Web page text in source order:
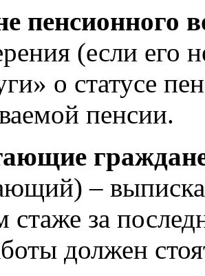
пенсионного
(если его
о статусе
пенсии.
–
стаже за
должен